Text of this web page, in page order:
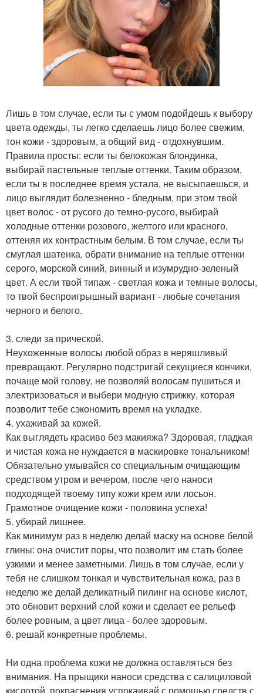
Лишь в том случае, если ты с умом подойдешь к выбору
цвета одежды, ты легко сделаешь лицо более свежим,
тон кожи - здоровым, а общий вид - отдохнувшим.
Правила просты: если ты белокожая блондинка,
выбирай пастельные теплые оттенки. Таким образом,
если ты в последнее время устала, не высыпаешься, и
лицо выглядит болезненно - бледным, при этом твой
цвет волос - от русого до темно-русого, выбирай
холодные оттенки розового, желтого или красного,
оттеняя их контрастным белым. В том случае, если ты
смуглая шатенка, обрати внимание на теплые оттенки
серого, морской синий, винный и изумрудно-зеленый
цвет. А если твой типаж - светлая кожа и темные волосы,
то твой беспроигрышный вариант - любые сочетания
черного и белого.
3. следи за прической.
Неухоженные волосы любой образ в неряшливый
превращают. Регулярно подстригай секущиеся кончики,
почаще мой голову, не позволяй волосам пушиться и
электризоваться и выбери модную стрижку, которая
позволит тебе сэкономить время на укладке.
4. ухаживай за кожей.
Как выглядеть красиво без макияжа? Здоровая, гладкая
и чистая кожа не нуждается в маскировке тональником!
Обязательно умывайся со специальным очищающим
средством утром и вечером, после чего наноси
подходящей твоему типу кожи крем или лосьон.
Грамотное очищение кожи - половина успеха!
5. убирай лишнее.
Как минимум раз в неделю делай маску на основе белой
глины: она очистит поры, что позволит им стать более
узкими и менее заметными. Лишь в том случае, если у
тебя не слишком тонкая и чувствительная кожа, раз в
неделю же делай деликатный пилинг на основе кислот,
это обновит верхний слой кожи и сделает ее рельеф
более ровным, а цвет лица - более здоровым.
6. решай конкретные проблемы.
Ни одна проблема кожи не должна оставляться без
внимания. На прыщики наноси средства с салициловой